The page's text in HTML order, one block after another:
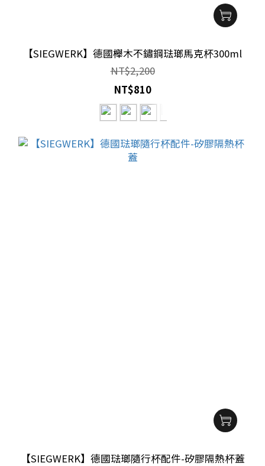
【SIEGWERK】德國櫸木不鏽鋼琺瑯馬克杯300ml
NT$2,200
NT$810
【SIEGWERK】德國琺瑯隨行杯配件-矽膠隔熱杯蓋